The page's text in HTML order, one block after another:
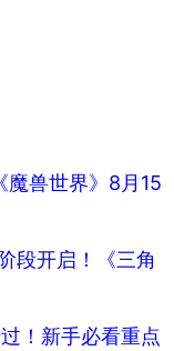
魔兽世界》8月15
段开启！《三角
！新手必看重点